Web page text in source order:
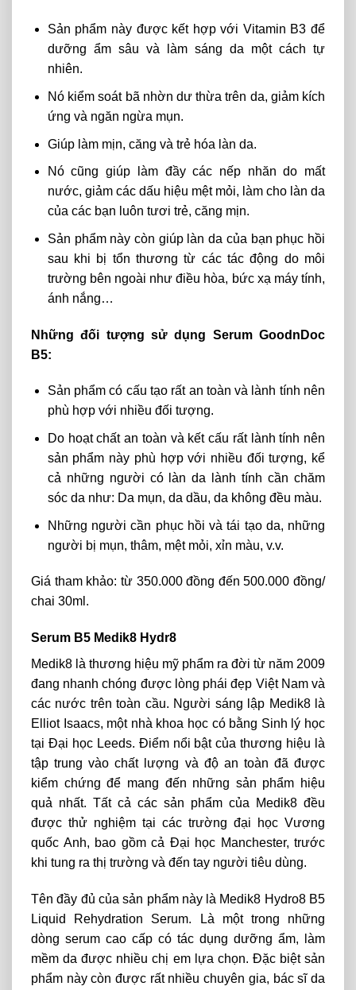
Sản phẩm này được kết hợp với Vitamin B3 để
dưỡng ẩm sâu và làm sáng da một cách tự
nhiên.
Nó kiểm soát bã nhờn dư thừa trên da, giảm kích
ứng và ngăn ngừa mụn.
Giúp làm mịn, căng và trẻ hóa làn da.
Nó cũng giúp làm đầy các nếp nhăn do mất
nước, giảm các dấu hiệu mệt mỏi, làm cho làn da
của các bạn luôn tươi trẻ, căng mịn.
Sản phẩm này còn giúp làn da của bạn phục hồi
sau khi bị tổn thương từ các tác động do môi
trường bên ngoài như điều hòa, bức xạ máy tính,
ánh nắng…
Những đối tượng sử dụng Serum GoodnDoc
B5:
Sản phẩm có cấu tạo rất an toàn và lành tính nên
phù hợp với nhiều đối tượng.
Do hoạt chất an toàn và kết cấu rất lành tính nên
sản phẩm này phù hợp với nhiều đối tượng, kể
cả những người có làn da lành tính cần chăm
sóc da như: Da mụn, da dầu, da không đều màu.
Những người cần phục hồi và tái tạo da, những
người bị mụn, thâm, mệt mỏi, xỉn màu, v.v.
Giá tham khảo: từ 350.000 đồng đến 500.000 đồng/
chai 30ml.
Serum B5 Medik8 Hydr8
Medik8 là thương hiệu mỹ phẩm ra đời từ năm 2009
đang nhanh chóng được lòng phái đẹp Việt Nam và
các nước trên toàn cầu. Người sáng lập Medik8 là
Elliot Isaacs, một nhà khoa học có bằng Sinh lý học
tại Đại học Leeds. Điểm nổi bật của thương hiệu là
tập trung vào chất lượng và độ an toàn đã được
kiểm chứng để mang đến những sản phẩm hiệu
quả nhất. Tất cả các sản phẩm của Medik8 đều
được thử nghiệm tại các trường đại học Vương
quốc Anh, bao gồm cả Đại học Manchester, trước
khi tung ra thị trường và đến tay người tiêu dùng.
Tên đầy đủ của sản phẩm này là Medik8 Hydro8 B5
Liquid Rehydration Serum. Là một trong những
dòng serum cao cấp có tác dụng dưỡng ẩm, làm
mềm da được nhiều chị em lựa chọn. Đặc biệt sản
phẩm này còn được rất nhiều chuyên gia, bác sĩ da